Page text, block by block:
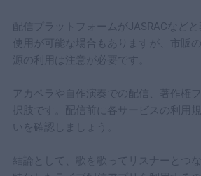
4-4｜
稼ぐための機能が充実している
カラオケ歌配信に関するよくある質
5-2｜
カラオケ配信アプリは顔出しな
5-3｜
6まとめ
配信プラットフォームがJASRACなどと
使用が可能な場合もありますが、市販
源の利用は注意が必要です。
アカペラや自作演奏での配信、著作権
択肢です。配信前に各サービスの利用
いを確認しましょう。
結論として、歌を歌ってリスナーとつ